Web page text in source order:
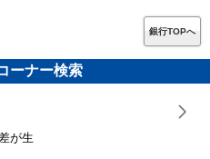
銀行TOPへ
ーナー検索
が生